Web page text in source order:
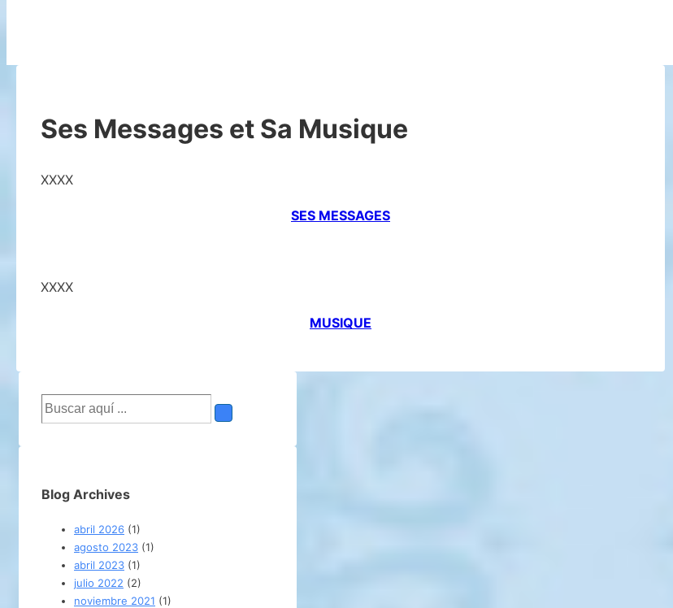
Ses Messages et Sa Musique
XXXX
SES MESSAGES
XXXX
MUSIQUE
Buscar
por:
Blog Archives
abril 2026 (1)
agosto 2023 (1)
abril 2023 (1)
julio 2022 (2)
noviembre 2021 (1)